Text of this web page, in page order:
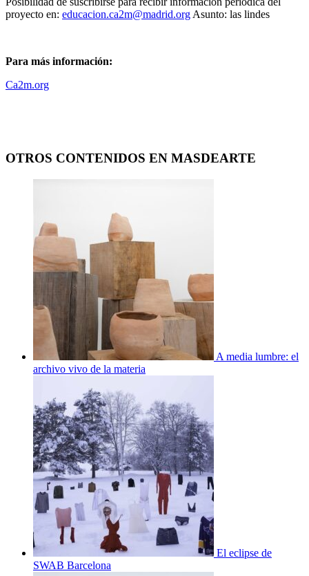
proyecto en: educacion.ca2m@madrid.org Asunto: las lindes
Para más información:
Ca2m.org
OTROS CONTENIDOS EN MASDEARTE
A media lumbre: el
archivo vivo de la materia
El eclipse de
SWAB Barcelona